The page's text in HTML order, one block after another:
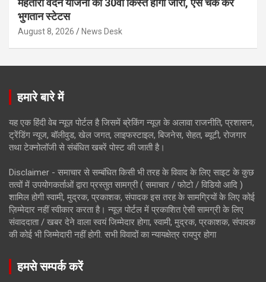
भुगतान स्टेटस
August 8, 2026 News Desk
हमारे बारे में
यह एक हिंदी वेब न्यूज़ पोर्टल है जिसमें ब्रेकिंग न्यूज़ के अलावा राजनीति, प्रशासन,
ट्रेंडिंग न्यूज, बॉलीवुड, खेल जगत, लाइफस्टाइल, बिजनेस, सेहत, ब्यूटी, रोजगार
तथा टेक्नोलॉजी से संबंधित खबरें पोस्ट की जाती है।
Disclaimer - समाचार से सम्बंधित किसी भी तरह के विवाद के लिए साइट के कुछ
तत्वों में उपयोगकर्ताओं द्वारा प्रस्तुत सामग्री ( समाचार / फोटो / विडियो आदि )
शामिल होगी स्वामी, मुद्रक, प्रकाशक, संपादक इस तरह के सामग्रियों के लिए कोई
ज़िम्मेदार नहीं स्वीकार करता है। न्यूज़ पोर्टल में प्रकाशित ऐसी सामग्री के लिए
संवाददाता / खबर देने वाला स्वयं जिम्मेदार होगा, स्वामी, मुद्रक, प्रकाशक, संपादक
की कोई भी जिम्मेदारी नहीं होगी. सभी विवादों का न्यायक्षेत्र रायपुर होगा
हमसे सम्पर्क करें